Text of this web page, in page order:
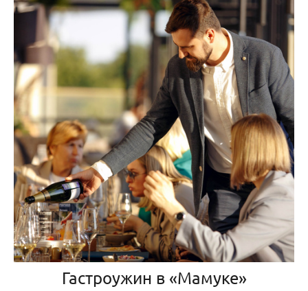
Гастроужин в «Мамуке»